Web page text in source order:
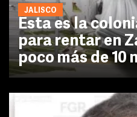
JALISCO
Esta es la
para rentar en
poco más de 10